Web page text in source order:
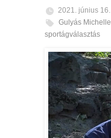
2021. június 16.
Gulyás Michelle
sportágválasztás